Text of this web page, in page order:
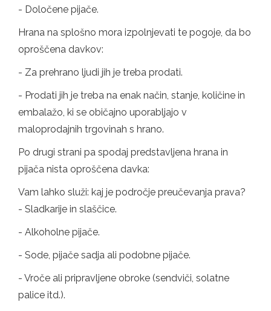
- Določene pijače.
Hrana na splošno mora izpolnjevati te pogoje, da bo
oproščena davkov:
- Za prehrano ljudi jih je treba prodati.
- Prodati jih je treba na enak način, stanje, količine in
embalažo, ki se običajno uporabljajo v
maloprodajnih trgovinah s hrano.
Po drugi strani pa spodaj predstavljena hrana in
pijača nista oproščena davka:
Vam lahko služi: kaj je področje preučevanja prava?
- Sladkarije in slaščice.
- Alkoholne pijače.
- Sode, pijače sadja ali podobne pijače.
- Vroče ali pripravljene obroke (sendviči, solatne
palice itd.).